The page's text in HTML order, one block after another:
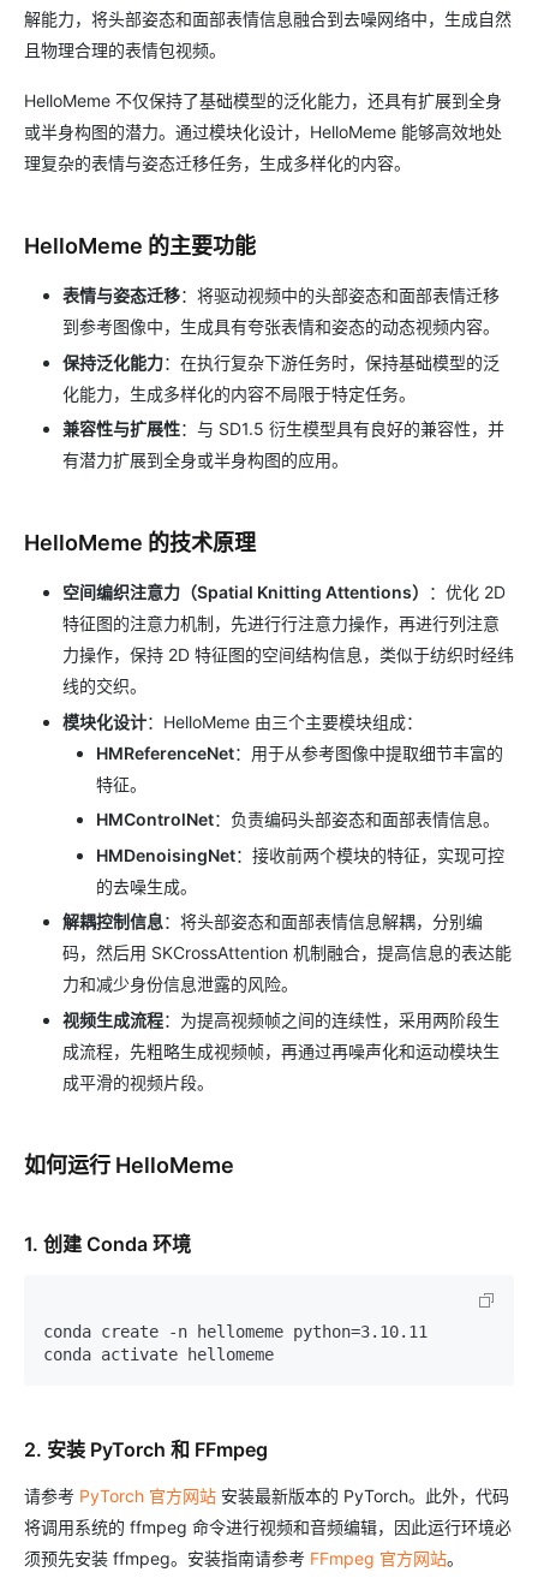
解能力，将头部姿态和面部表情信息融合到去噪网络中，生成自然
且物理合理的表情包视频。
HelloMeme 不仅保持了基础模型的泛化能力，还具有扩展到全身
或半身构图的潜力。通过模块化设计，HelloMeme 能够高效地处
理复杂的表情与姿态迁移任务，生成多样化的内容。
HelloMeme 的主要功能
表情与姿态迁移：将驱动视频中的头部姿态和面部表情迁移
到参考图像中，生成具有夸张表情和姿态的动态视频内容。
保持泛化能力：在执行复杂下游任务时，保持基础模型的泛
化能力，生成多样化的内容不局限于特定任务。
兼容性与扩展性：与 SD1.5 衍生模型具有良好的兼容性，并
有潜力扩展到全身或半身构图的应用。
HelloMeme 的技术原理
空间编织注意力（Spatial Knitting Attentions）
：优化 2D
特征图的注意力机制，先进行行注意力操作，再进行列注意
力操作，保持 2D 特征图的空间结构信息，类似于纺织时经纬
线的交织。
模块化设计：HelloMeme 由三个主要模块组成：
HMReferenceNet：用于从参考图像中提取细节丰富的
特征。
HMControlNet：负责编码头部姿态和面部表情信息。
HMDenoisingNet：接收前两个模块的特征，实现可控
的去噪生成。
解耦控制信息：将头部姿态和面部表情信息解耦，分别编
码，然后用 SKCrossAttention 机制融合，提高信息的表达能
力和减少身份信息泄露的风险。
视频生成流程：为提高视频帧之间的连续性，采用两阶段生
成流程，先粗略生成视频帧，再通过再噪声化和运动模块生
成平滑的视频片段。
如何运行 HelloMeme
1. 创建 Conda 环境
conda create -n hellomeme python=3.10.11
2. 安装 PyTorch 和 FFmpeg
请参考 PyTorch 官方网站 安装最新版本的 PyTorch。此外，代码
将调用系统的 ffmpeg 命令进行视频和音频编辑，因此运行环境必
须预先安装 ffmpeg。安装指南请参考 FFmpeg 官方网站。